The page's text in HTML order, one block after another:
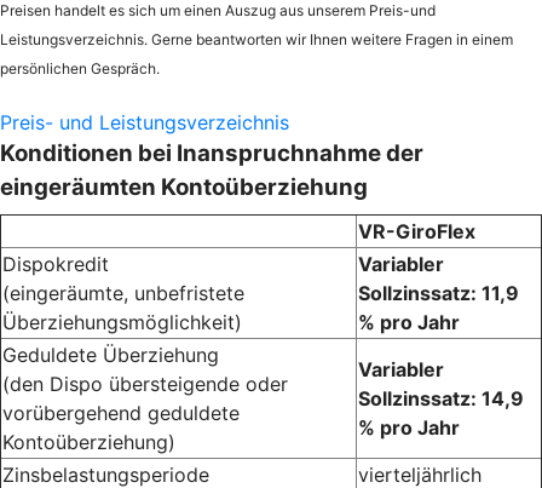
Preisen handelt es sich um einen Auszug aus unserem Preis-und
Leistungsverzeichnis. Gerne beantworten wir Ihnen weitere Fragen in einem
persönlichen Gespräch.
Preis- und Leistungsverzeichnis
Konditionen bei Inanspruchnahme der
eingeräumten Kontoüberziehung
VR-GiroFlex
Dispokredit
(eingeräumte, unbefristete
Überziehungsmöglichkeit)
Variabler
Sollzinssatz: 11,9
% pro Jahr
Geduldete Überziehung
(den Dispo übersteigende oder
vorübergehend geduldete
Kontoüberziehung)
Variabler
Sollzinssatz: 14,9
% pro Jahr
Zinsbelastungsperiode
vierteljährlich